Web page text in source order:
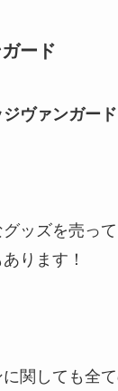
ード
ジヴァンガード
グッズを売っ
ります！
関しても全